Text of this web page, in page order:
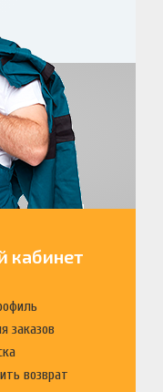
кабинет
заказов
возврат